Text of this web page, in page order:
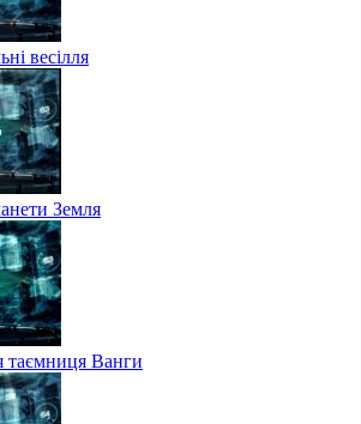
весілля
Земля
таємниця Ванги